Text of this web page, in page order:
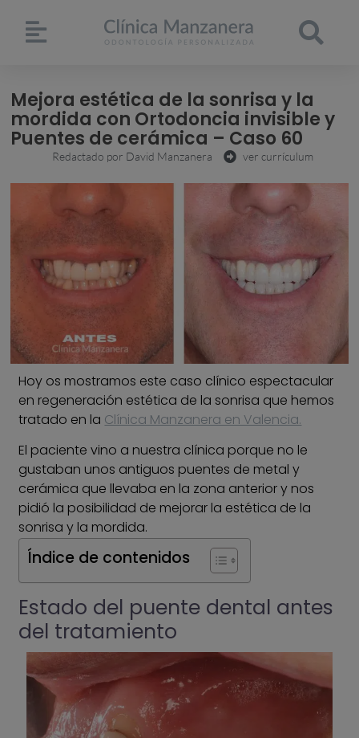
Mejora estética de la sonrisa y la
mordida con Ortodoncia invisible y
Puentes de cerámica – Caso 60
Redactado por David Manzanera ver currículum
Hoy os mostramos este caso clínico espectacular
en regeneración estética de la sonrisa que hemos
tratado en la Clínica Manzanera en Valencia.
El paciente vino a nuestra clínica porque no le
gustaban unos antiguos puentes de metal y
cerámica que llevaba en la zona anterior y nos
pidió la posibilidad de mejorar la estética de la
sonrisa y la mordida.
Índice de contenidos
Estado del puente dental antes
del tratamiento